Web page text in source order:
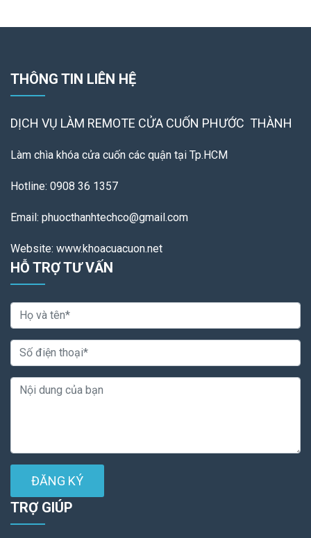
THÔNG TIN LIÊN HỆ
DỊCH VỤ LÀM REMOTE CỬA CUỐN PHƯỚC THÀNH
Làm chìa khóa cửa cuốn các quận tại Tp.HCM
Hotline: 0908 36 1357
Email: phuocthanhtechco@gmail.com
Website: www.khoacuacuon.net
HỖ TRỢ TƯ VẤN
ĐĂNG KÝ
TRỢ GIÚP